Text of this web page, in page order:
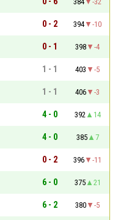
0 - 2 394
-10
0 - 1 398
-4
1 - 1 403
-5
1 - 1 406
-3
4 - 0 392
14
4 - 0 385
7
0 - 2 396
-11
6 - 0 375
21
6 - 2 380
-5